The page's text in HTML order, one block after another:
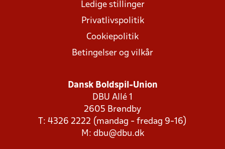
Ledige stillinger
Privatlivspolitik
Cookiepolitik
Betingelser og vilkår
Dansk Boldspil-Union
DBU Allé 1
2605 Brøndby
T: 4326 2222 (mandag - fredag 9-16)
M: dbu@dbu.dk